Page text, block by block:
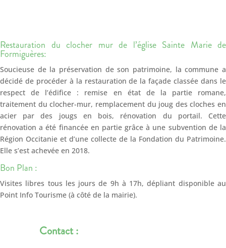
Restauration du clocher mur de l’église Sainte Marie de
Formiguères:
Soucieuse de la préservation de son patrimoine, la commune a
décidé de procéder à la restauration de la façade classée dans le
respect de l’édifice : remise en état de la partie romane,
traitement du clocher-mur, remplacement du joug des cloches en
acier par des jougs en bois, rénovation du portail. Cette
rénovation a été financée en partie grâce à une subvention de la
Région Occitanie et d’une collecte de la Fondation du Patrimoine.
Elle s’est achevée en 2018.
Bon Plan :
Visites libres tous les jours de 9h à 17h, dépliant disponible au
Point Info Tourisme (à côté de la mairie).
Contact :